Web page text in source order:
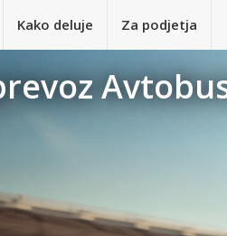
Kako deluje Za podjetja